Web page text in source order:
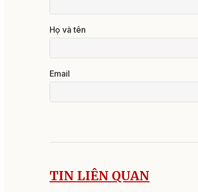
Họ và tên
Email
TIN LIÊN QUAN